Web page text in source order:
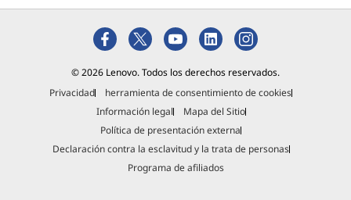
© 2026 Lenovo. Todos los derechos reservados.
Privacidad
herramienta de consentimiento de cookies
Información legal
Mapa del Sitio
Política de presentación externa
Declaración contra la esclavitud y la trata de personas
Programa de afiliados